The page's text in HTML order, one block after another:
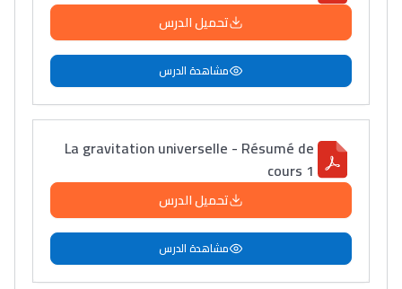
تحميل الدرس
مشاهدة الدرس
La gravitation universelle - Résumé de
cours 1
تحميل الدرس
مشاهدة الدرس